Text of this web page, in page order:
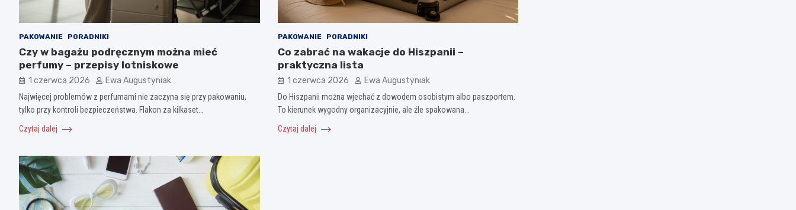
PAKOWANIE PORADNIKI
Czy w bagażu podręcznym można mieć
perfumy – przepisy lotniskowe
1 czerwca 2026 Ewa Augustyniak
Najwięcej problemów z perfumami nie zaczyna się przy pakowaniu,
tylko przy kontroli bezpieczeństwa. Flakon za kilkaset…
Czytaj dalej
PAKOWANIE PORADNIKI
Co zabrać na wakacje do Hiszpanii –
praktyczna lista
1 czerwca 2026 Ewa Augustyniak
Do Hiszpanii można wjechać z dowodem osobistym albo paszportem.
To kierunek wygodny organizacyjnie, ale źle spakowana…
Czytaj dalej